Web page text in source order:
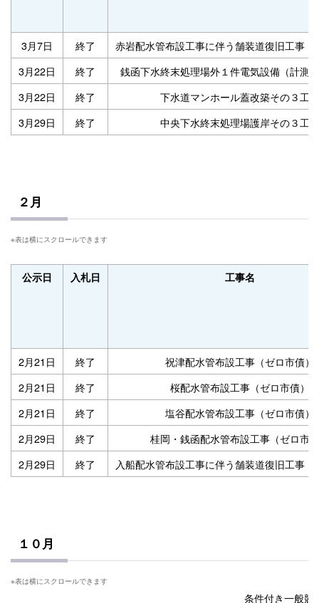
3月7日 終了
赤岩配水管布設工事に伴う舗装道復旧工事（
3月22日
終了
銭函下水終末処理場外１件電気設備（計測
3月22日
終了
下水道マンホール蓋改築その３工事
3月29日
終了 中央下水終末処理場護岸その３工事
２月
公示日 入札日 工事名
2月21日 終了
祝津配水管布設工事（ゼロ市債）
2月21日
終了
桜配水管布設工事（ゼロ市債）
2月21日
終了
塩谷配水管布設工事（ゼロ市債）
2月29日
終了
桂岡・銭函配水管布設工事（ゼロ市
2月29日
終了 入船配水管布設工事に伴う舗装道復旧工事（
１０月
条件付き一般競